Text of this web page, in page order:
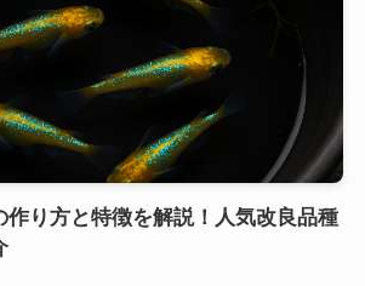
作り方と特徴を解説！人気改良品種